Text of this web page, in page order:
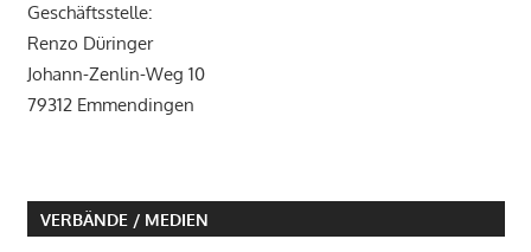
Geschäftsstelle:
Renzo Düringer
Johann-Zenlin-Weg 10
79312 Emmendingen
VERBÄNDE / MEDIEN